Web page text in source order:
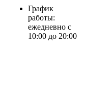
График
работы:
ежедневно с
10:00 до 20:00